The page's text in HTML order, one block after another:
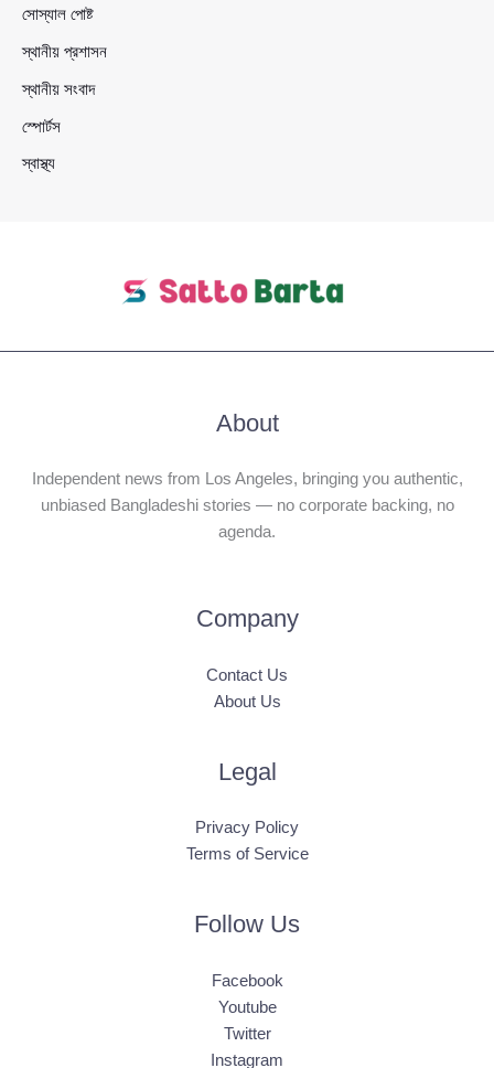
সোস্যাল পোষ্ট
স্থানীয় প্রশাসন
স্থানীয় সংবাদ
স্পোর্টস
স্বাস্থ্য
About
Independent news from Los Angeles, bringing you authentic,
unbiased Bangladeshi stories — no corporate backing, no
agenda.
Company
Contact Us
About Us
Legal
Privacy Policy
Terms of Service
Follow Us
Facebook
Youtube
Twitter
Instagram